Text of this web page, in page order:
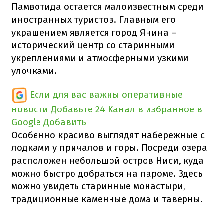
Памвотида остается малоизвестным среди
иностранных туристов. Главным его
украшением является город Янина –
исторический центр со старинными
укреплениями и атмосферными узкими
улочками.
Если для вас важны оперативные
новости Добавьте 24 Канал в избранное в
Google Добавить
Особенно красиво выглядят набережные с
лодками у причалов и горы. Посреди озера
расположен небольшой остров Ниси, куда
можно быстро добраться на пароме. Здесь
можно увидеть старинные монастыри,
традиционные каменные дома и таверны.